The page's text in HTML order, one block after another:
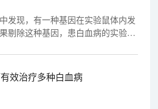
发现，有一种基因在实验鼠体内发
剔除这种基因，患白血病的实验鼠
效治疗多种白血病